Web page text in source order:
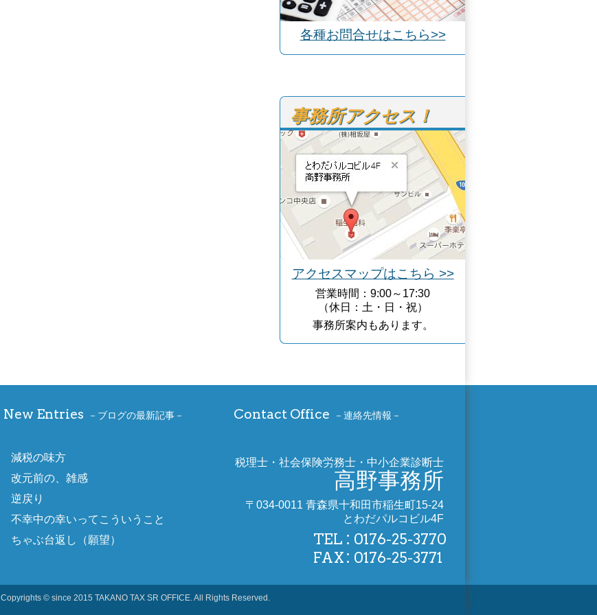
各種お問合せはこちら>>
事務所アクセス！
アクセスマップはこちら >>
営業時間：9:00～17:30
（休日：土・日・祝）
事務所案内もあります。
New Entries ブログの最新記事
減税の味方
改元前の、雑感
逆戻り
不幸中の幸いってこういうこと
ちゃぶ台返し（願望）
Contact Office 連絡先情報
税理士・社会保険労務士・中小企業診断士
高野事務所
〒034-0011 青森県十和田市稲生町15-24
とわだパルコビル4F
TEL
0176-25-3770
FAX
0176-25-3771
Copyrights © since 2015 TAKANO TAX SR OFFICE. All Rights Reserved.